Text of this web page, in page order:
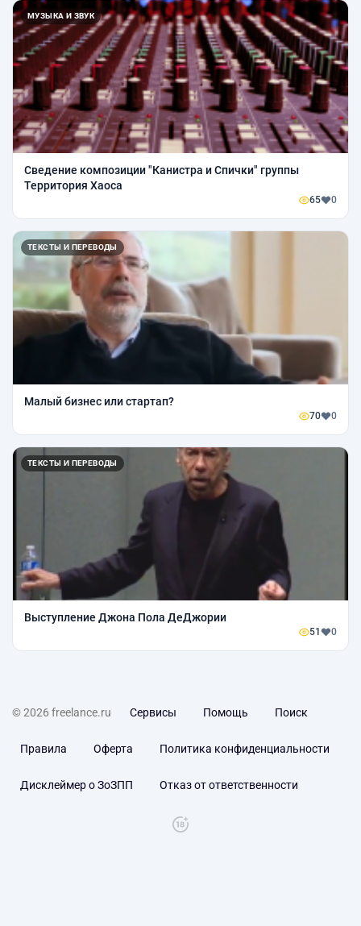
МУЗЫКА И ЗВУК
Сведение композиции "Канистра и Спички" группы
Территория Хаоса
65 0
ТЕКСТЫ И ПЕРЕВОДЫ
Малый бизнес или стартап?
70 0
ТЕКСТЫ И ПЕРЕВОДЫ
Выступление Джона Пола ДеДжории
51 0
© 2026 freelance.ru Сервисы Помощь Поиск
Правила Оферта Политика конфиденциальности
Дисклеймер о ЗоЗПП Отказ от ответственности